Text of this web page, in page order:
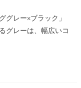
グレー×ブラック」
グレーは、幅広いコ